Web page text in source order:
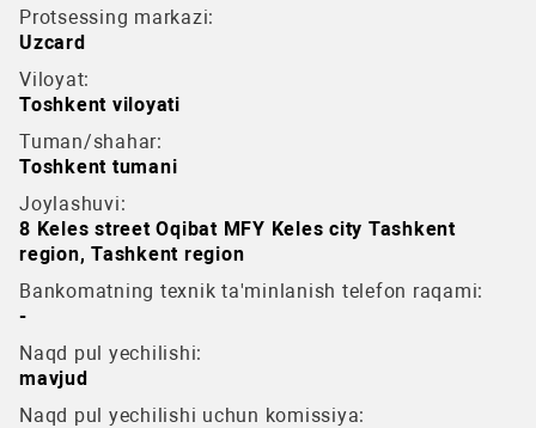
Protsessing markazi:
Uzcard
Viloyat:
Toshkent viloyati
Tuman/shahar:
Toshkent tumani
Joylashuvi:
8 Keles street Oqibat MFY Keles city Tashkent
region, Tashkent region
Bankomatning texnik ta'minlanish telefon raqami:
-
Naqd pul yechilishi:
mavjud
Naqd pul yechilishi uchun komissiya: